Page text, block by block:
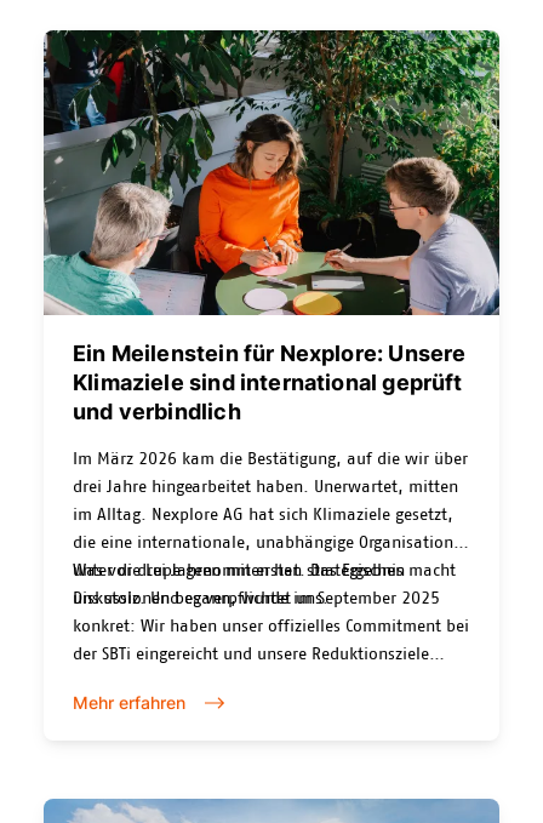
Ein Meilenstein für Nexplore: Unsere
Klimaziele sind international geprüft
und verbindlich
Im März 2026 kam die Bestätigung, auf die wir über
drei Jahre hingearbeitet haben. Unerwartet, mitten
im Alltag. Nexplore AG hat sich Klimaziele gesetzt,
die eine internationale, unabhängige Organisation
unter die Lupe genommen hat. Das Ergebnis macht
uns stolz. Und es verpflichtet uns.
Was vor drei Jahren mit ersten strategischen
Diskussionen begann, wurde im September 2025
konkret: Wir haben unser offizielles Commitment bei
der SBTi eingereicht und unsere Reduktionsziele
Prüfung unterzogen.
Mehr erfahren